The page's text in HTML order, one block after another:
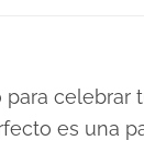
celebrar
es una